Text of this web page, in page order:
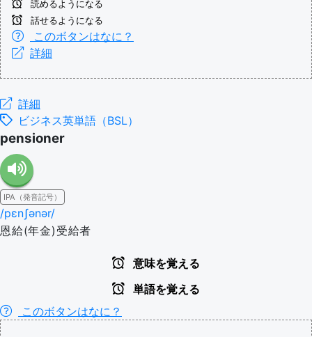
読めるようになる
話せるようになる
このボタンはなに？
詳細
詳細
ビジネス英単語（BSL）
pensioner
IPA（発音記号）
/pɛnʃənər/
恩給(年金)受給者
意味を覚える
単語を覚える
このボタンはなに？